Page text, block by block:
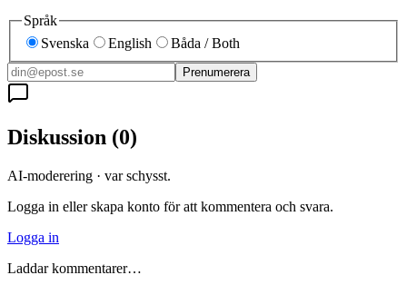
Språk
Svenska
English Båda / Both
Prenumerera
Diskussion (0)
AI-moderering · var schysst.
Logga in eller skapa konto för att kommentera och svara.
Logga in
Laddar kommentarer…